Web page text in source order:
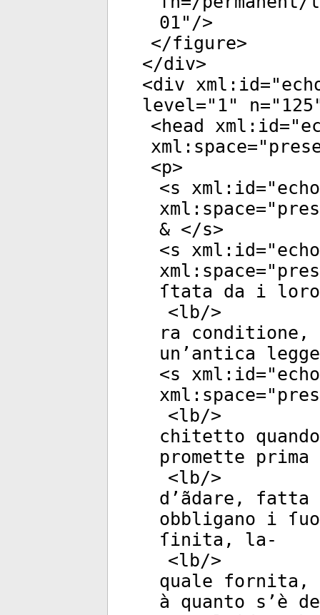
01"/>
</figure>
</div>
<div xml:id="
level=" 1" n=" 125
<head xml:id="
xml:space="
<p>
<s xml:id="
xml:space="
& </s>
<s xml:id="
xml:space="
ſtata da i loro
<lb/>
ra conditione,
un’antica
<s xml:id="
xml:space="
<lb/>
chitetto
promette
<lb/>
d’ãdare,
obbligano i
ſinita, la-
<lb/>
quale fornita,
à quanto s’è